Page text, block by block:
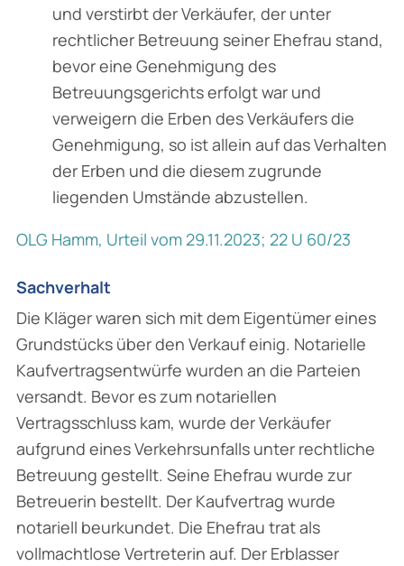
und verstirbt der Verkäufer, der unter
rechtlicher Betreuung seiner Ehefrau stand,
bevor eine Genehmigung des
Betreuungsgerichts erfolgt war und
verweigern die Erben des Verkäufers die
Genehmigung, so ist allein auf das Verhalten
der Erben und die diesem zugrunde
liegenden Umstände abzustellen.
OLG Hamm, Urteil vom 29.11.2023; 22 U 60/23
Sachverhalt
Die Kläger waren sich mit dem Eigentümer eines
Grundstücks über den Verkauf einig. Notarielle
Kaufvertragsentwürfe wurden an die Parteien
versandt. Bevor es zum notariellen
Vertragsschluss kam, wurde der Verkäufer
aufgrund eines Verkehrsunfalls unter rechtliche
Betreuung gestellt. Seine Ehefrau wurde zur
Betreuerin bestellt. Der Kaufvertrag wurde
notariell beurkundet. Die Ehefrau trat als
vollmachtlose Vertreterin auf. Der Erblasser